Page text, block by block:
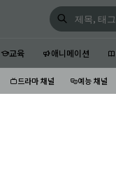
교육 애니메이션
드라마 채널 예능 채널